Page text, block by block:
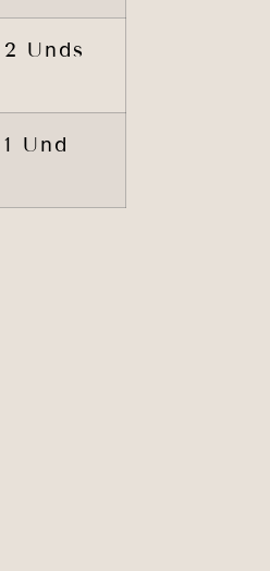
2 Unds
1 Und